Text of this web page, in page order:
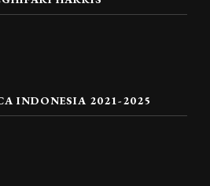
INDONESIA 2021-2025